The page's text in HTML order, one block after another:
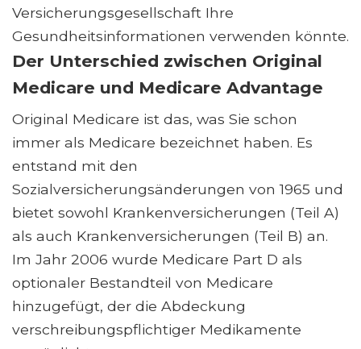
Versicherungsgesellschaft Ihre
Gesundheitsinformationen verwenden könnte.
Der Unterschied zwischen Original
Medicare und Medicare Advantage
Original Medicare ist das, was Sie schon
immer als Medicare bezeichnet haben. Es
entstand mit den
Sozialversicherungsänderungen von 1965 und
bietet sowohl Krankenversicherungen (Teil A)
als auch Krankenversicherungen (Teil B) an.
Im Jahr 2006 wurde Medicare Part D als
optionaler Bestandteil von Medicare
hinzugefügt, der die Abdeckung
verschreibungspflichtiger Medikamente